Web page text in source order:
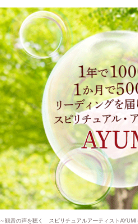
～観音の声を聴く スピリチュアルアーティストAYUMI